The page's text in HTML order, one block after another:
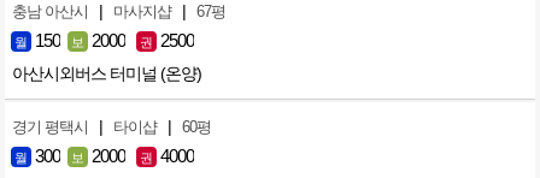
충남 아산시 | 마사지샵 | 67평
월 150 보 2000 권 2500
아산시외버스 터미널 (온양)
경기 평택시 | 타이샵 | 60평
월 300 보 2000 권 4000